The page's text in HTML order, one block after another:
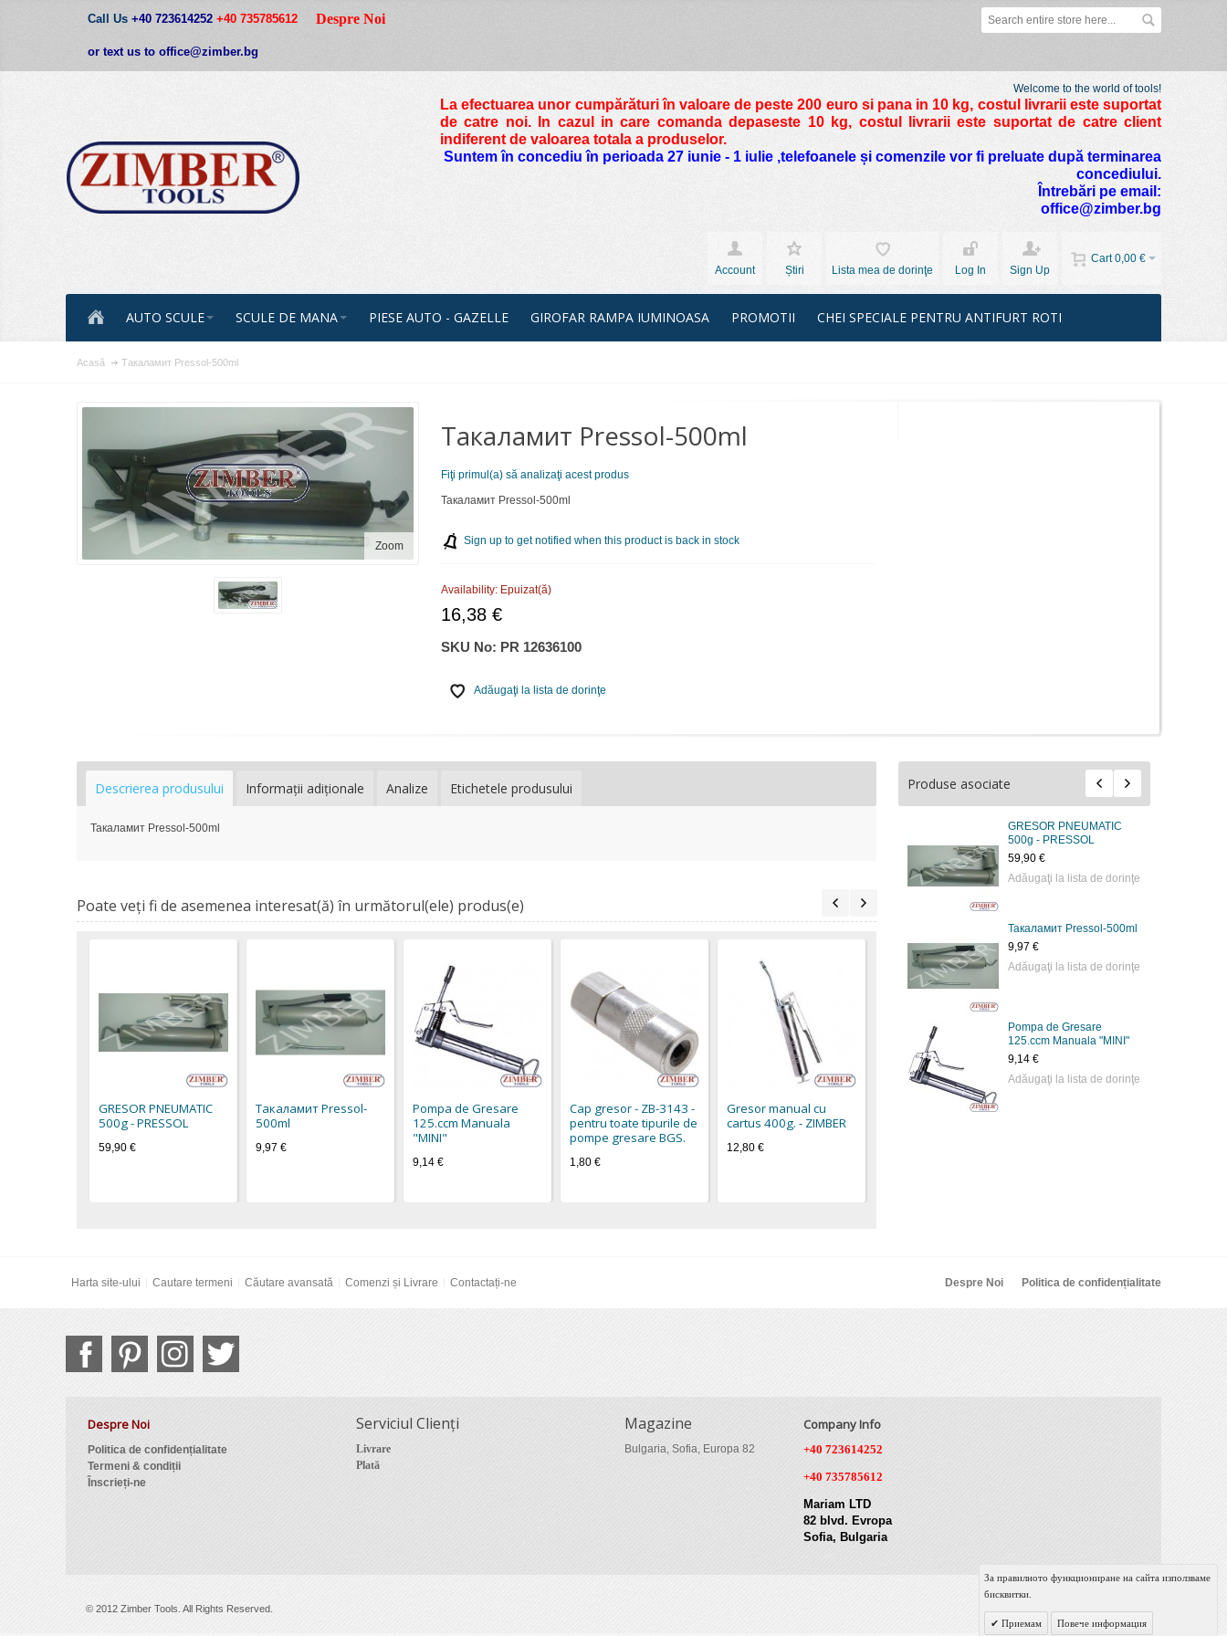
Call Us +40 723614252 +40 735785612
or text us to office@zimber.bg
Despre Noi
Welcome to the world of tools!
La efectuarea unor cumpărături în valoare de peste 200 euro si pana in 10 kg, costul livrarii este suportat
de catre noi. In cazul in care comanda depaseste 10 kg, costul livrarii este suportat de catre client
indiferent de valoarea totala a produselor.
Suntem în concediu în perioada 27 iunie - 1 iulie ,telefoanele și comenzile vor fi preluate după terminarea
concediului.
Întrebări pe email:
office@zimber.bg
Cart 0,00 €
Account
Știri Lista mea de dorinţe Log In Sign Up
AUTO SCULE SCULE DE MANA PIESE AUTO - GAZELLE GIROFAR RAMPA IUMINOASA PROMOTII CHEI SPECIALE PENTRU ANTIFURT ROTI
Acasă Такаламит Pressol-500ml
Zoom
Такаламит Pressol-500ml
Fiţi primul(a) să analizaţi acest produs
Такаламит Pressol-500ml
Sign up to get notified when this product is back in stock
Availability: Epuizat(ă)
16,38 €
SKU No: PR 12636100
Adăugaţi la lista de dorinţe
Descrierea produsului Informaţii adiţionale Analize Etichetele produsului
Такаламит Pressol-500ml
Produse asociate
GRESOR PNEUMATIC
500g - PRESSOL
59,90 €
Adăugaţi la lista de dorinţe
Такаламит Pressol-500ml
9,97 €
Adăugaţi la lista de dorinţe
Pompa de Gresare
125.ccm Manuala "MINI"
9,14 €
Adăugaţi la lista de dorinţe
Poate veţi fi de asemenea interesat(ă) în următorul(ele) produs(e)
GRESOR PNEUMATIC
500g - PRESSOL
59,90 €
Такаламит Pressol-
500ml
9,97 €
Pompa de Gresare
125.ccm Manuala
"MINI"
9,14 €
Cap gresor - ZB-3143 -
pentru toate tipurile de
pompe gresare BGS.
1,80 €
Gresor manual cu
cartus 400g. - ZIMBER
12,80 €
Gresor manual cu
cartus 500g. ZR-
36MGG1 - ZIMBER
TOOLS
GRESOR PNEUMATIC
ZIMBER TOOLS
Harta site-ului Cautare termeni Căutare avansată Comenzi și Livrare Contactați-ne Despre Noi Politica de confidențialitate
Despre Noi
Politica de confidențialitate
Termeni & condiții
Înscrieți-ne
Serviciul Clienți
Livrare
Plată
Magazine
Bulgaria, Sofia, Europa 82
Company Info
+40 723614252
+40 735785612
Mariam LTD
82 blvd. Evropa
Sofia, Bulgaria
© 2012 Zimber Tools. All Rights Reserved.
За правилното функциониране на сайта използваме
бисквитки.
Приемам Повече информация